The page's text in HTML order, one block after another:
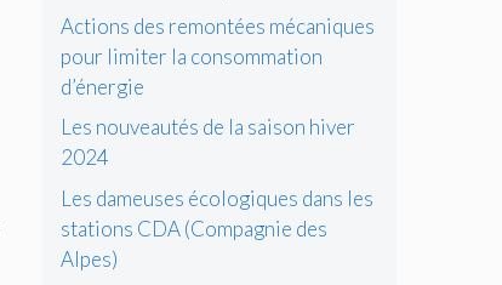
Actions des remontées mécaniques
pour limiter la consommation
d’énergie
Les nouveautés de la saison hiver
2024
Les dameuses écologiques dans les
stations CDA (Compagnie des
Alpes)